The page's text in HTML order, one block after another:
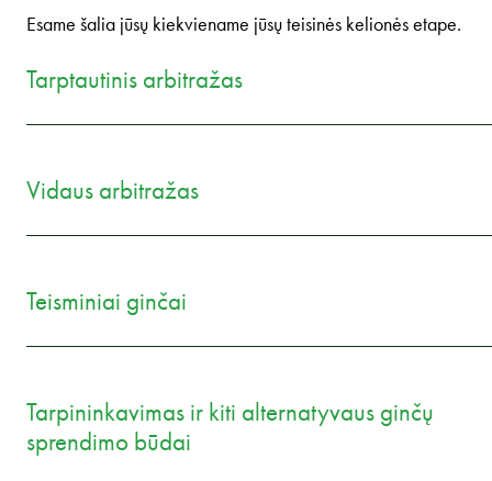
Esame šalia jūsų kiekviename jūsų teisinės kelionės etape.
Tarptautinis arbitražas
Vidaus arbitražas
Teisminiai ginčai
Tarpininkavimas ir kiti alternatyvaus ginčų
sprendimo būdai